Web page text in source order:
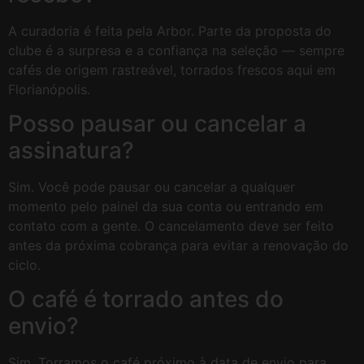
A curadoria é feita pela Arbor. Parte da proposta do
clube é a surpresa e a confiança na seleção — sempre
cafés de origem rastreável, torrados frescos aqui em
Florianópolis.
Posso pausar ou cancelar a
assinatura?
Sim. Você pode pausar ou cancelar a qualquer
momento pelo painel da sua conta ou entrando em
contato com a gente. O cancelamento deve ser feito
antes da próxima cobrança para evitar a renovação do
ciclo.
O café é torrado antes do
envio?